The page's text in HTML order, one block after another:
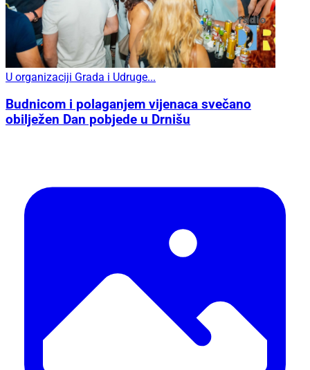
U organizaciji Grada i Udruge...
Budnicom i polaganjem vijenaca svečano
obilježen Dan pobjede u Drnišu